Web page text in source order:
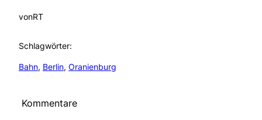
vonRT
Schlagwörter:
Bahn, Berlin, Oranienburg
Kommentare